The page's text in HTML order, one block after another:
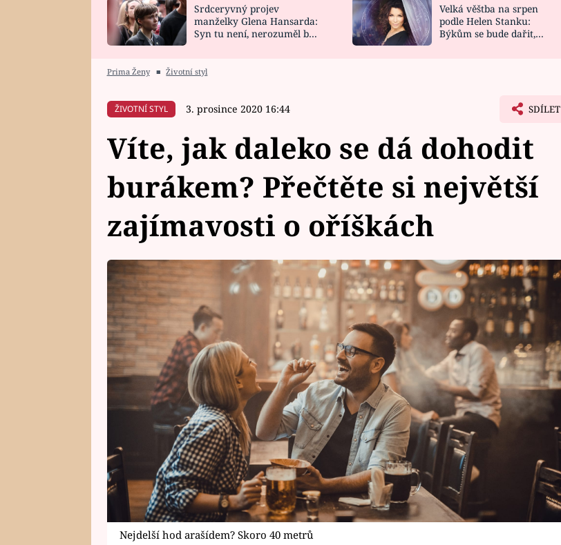
HOROSKOP NA
CELEBRITY
VAŘENÍ
NOVINKY
VIDEORECEPTY
Srdceryvný projev
manželky Glena Hansarda:
Syn tu není, nerozuměl by
Velká věštba na srpen
podle Helen Stanku:
Býkům se bude dařit,
Prima Ženy ■ Životní styl
ŽIVOTNÍ STYL 3. prosince 2020 16:44 SDÍLET
Víte, jak daleko se dá dohodit
burákem? Přečtěte si největší
zajímavosti o oříškách
Nejdelší hod arašídem? Skoro 40 metrů